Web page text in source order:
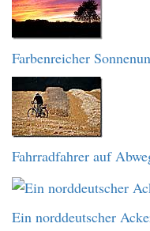
Farbenreicher
Fahrradfahrer auf
Ein norddeutscher